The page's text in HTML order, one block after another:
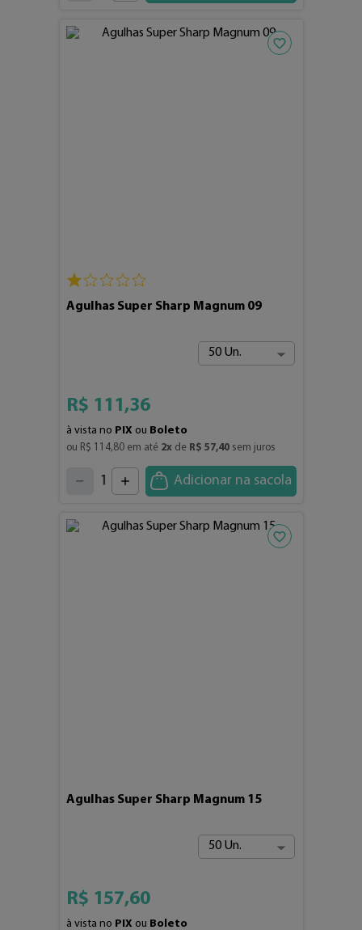
Adicionar aos
Agulhas Super Sharp Magnum 09
50 Un.
R$ 111 ,36
à vista no PIX ou Boleto
ou R$ 114,80 em até 2x de R$ 57,40 sem juros
1 Adicionar na sacola
Adicionar aos
Agulhas Super Sharp Magnum 15
50 Un.
R$ 157,60
à vista no PIX ou Boleto